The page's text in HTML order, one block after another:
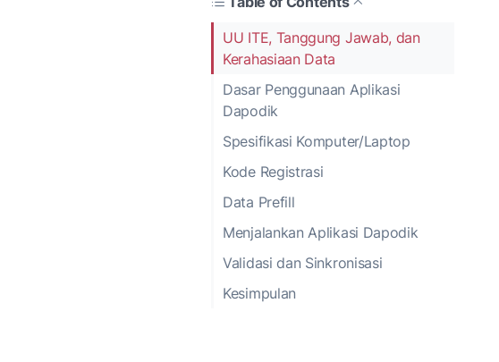
UU ITE, Tanggung Jawab, dan
Kerahasiaan Data
Dasar Penggunaan Aplikasi
Dapodik
Spesifikasi Komputer/Laptop
Kode Registrasi
Data Prefill
Menjalankan Aplikasi Dapodik
Validasi dan Sinkronisasi
Kesimpulan